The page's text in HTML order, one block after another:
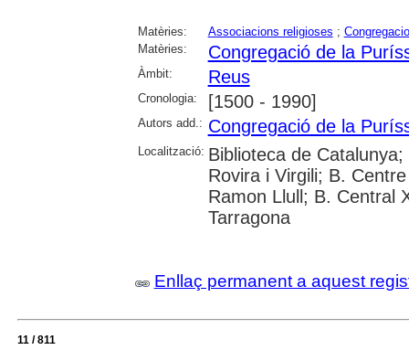
Matèries: Associacions religioses ;
Matèries:
Congregació de la
Àmbit: Reus
Cronologia: [1500 - 1990]
Autors add.: Congregació de la
Localització: Biblioteca de
Rovira i Virgili; B.
Ramon Llull; B. Central
Tarragona
Enllaç permanent a aquest
11 / 811